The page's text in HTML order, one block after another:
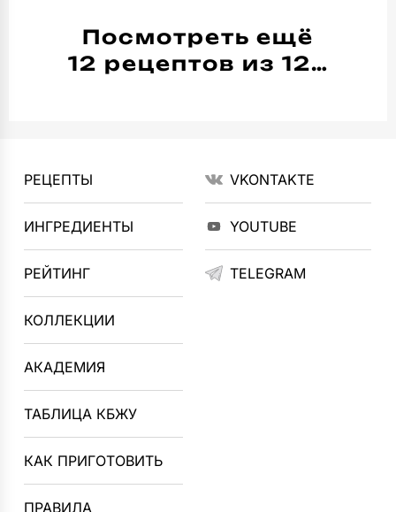
Посмотреть ещё
12 рецептов из 12…
РЕЦЕПТЫ
ИНГРЕДИЕНТЫ
РЕЙТИНГ
КОЛЛЕКЦИИ
АКАДЕМИЯ
ТАБЛИЦА КБЖУ
КАК ПРИГОТОВИТЬ
ПРАВИЛА
VKONTAKTE
YOUTUBE
TELEGRAM